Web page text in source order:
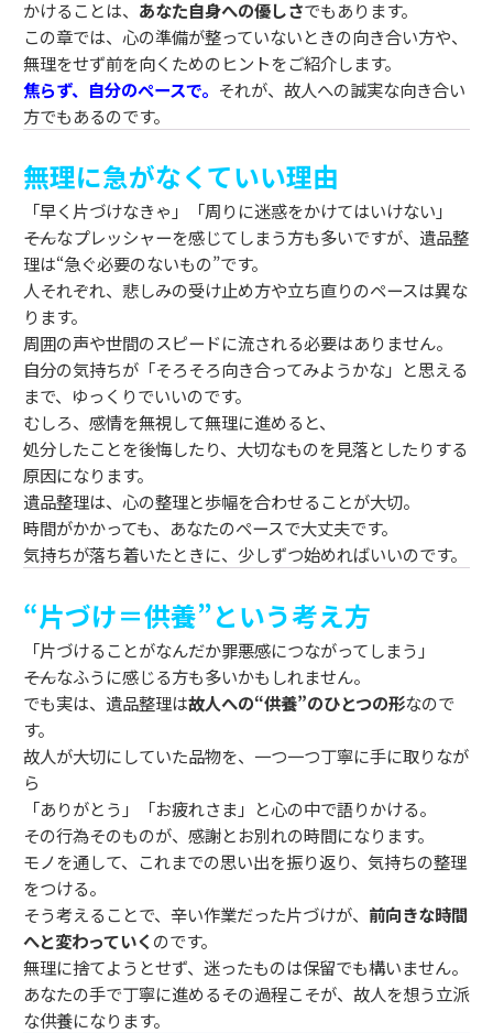
かけることは、 あなた自身への優しさでもあります。
この章では、心の準備が整っていないときの向き合い方や、
無理をせず前を向くためのヒントをご紹介します。
焦らず、自分のペースで。 それが、故人への誠実な向き合い
方でもあるのです。
無理に急がなくていい理由
「早く片づけなきゃ」「周りに迷惑をかけてはいけない」
――そんなプレッシャーを感じてしまう方も多いですが、遺品整
理は“急ぐ必要のないもの”です。
人それぞれ、悲しみの受け止め方や立ち直りのペースは異な
ります。
周囲の声や世間のスピードに流される必要はありません。
自分の気持ちが「そろそろ向き合ってみようかな」と思える
まで、ゆっくりでいいのです。
むしろ、感情を無視して無理に進めると、
処分したことを後悔したり、大切なものを見落としたりする
原因になります。
遺品整理は、心の整理と歩幅を合わせることが大切。
時間がかかっても、あなたのペースで大丈夫です。
気持ちが落ち着いたときに、少しずつ始めればいいのです。
“片づけ＝供養”という考え方
「片づけることがなんだか罪悪感につながってしまう」
――そんなふうに感じる方も多いかもしれません。
でも実は、遺品整理は故人への“供養”のひとつの形なので
す。
故人が大切にしていた品物を、一つ一つ丁寧に手に取りなが
ら
「ありがとう」「お疲れさま」と心の中で語りかける。
その行為そのものが、感謝とお別れの時間になります。
モノを通して、これまでの思い出を振り返り、気持ちの整理
をつける。
そう考えることで、辛い作業だった片づけが、 前向きな時間
へと変わっていく のです。
無理に捨てようとせず、迷ったものは保留でも構いません。
あなたの手で丁寧に進めるその過程こそが、故人を想う立派
な供養になります。